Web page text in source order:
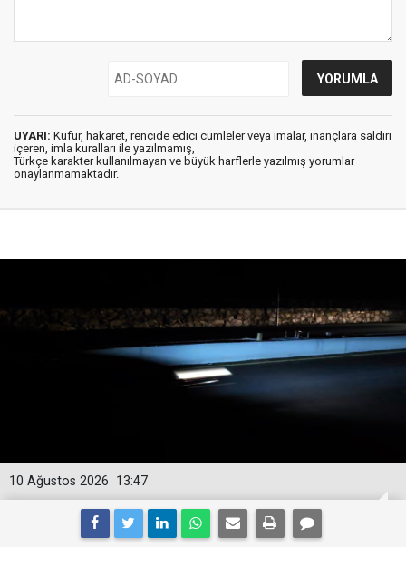
UYARI: Küfür, hakaret, rencide edici cümleler veya imalar, inançlara saldırı
içeren, imla kuralları ile yazılmamış,
Türkçe karakter kullanılmayan ve büyük harflerle yazılmış yorumlar
onaylanmamaktadır.
13:47
10 Ağustos 2026